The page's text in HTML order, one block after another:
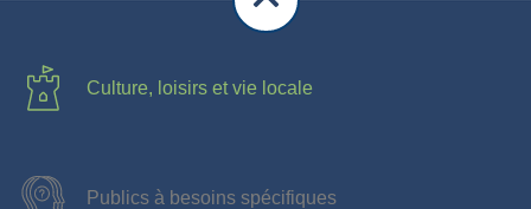
Culture, loisirs et vie locale
Publics à besoins spécifiques